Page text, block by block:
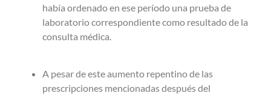
había ordenado en ese período una prueba de
laboratorio correspondiente como resultado de la
consulta médica.
A pesar de este aumento repentino de las
prescripciones mencionadas después del